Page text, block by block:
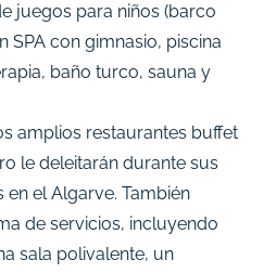
juegos para niños (barco
SPA con gimnasio, piscina
baño turco, sauna y
amplios restaurantes buffet
le deleitarán durante sus
el Algarve. También
de servicios, incluyendo
sala polivalente, un